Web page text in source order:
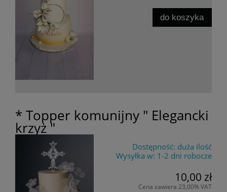
do koszyka
* Topper komunijny " Elegancki
krzyż "
Dostępność: duża ilość
Wysyłka w: 1-2 dni robocze
10,00 zł
Cena zawiera 23,00% VAT